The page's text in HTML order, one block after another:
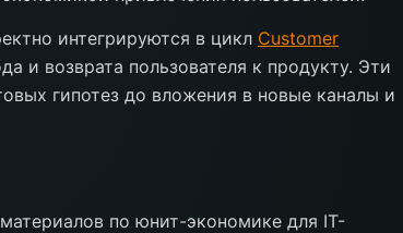
интегрируются в цикл Customer
и возврата пользователя к продукту. Эти
гипотез до вложения в новые каналы и
по юнит-экономике для IT-